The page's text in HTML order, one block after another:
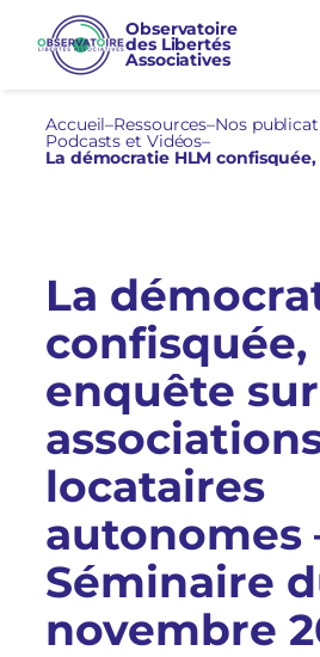
contenu
Observatoire
des Libertés
Associatives
Accueil–Ressources–Nos
Podcasts et Vidéos–
La
confisquée,
enquête
locataires
autonomes
Séminaire
novembre